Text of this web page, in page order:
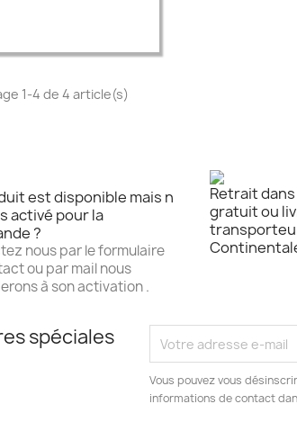
Aperçu rapide
1-4 de 4 article(s)
est disponible mais n
activé pour la
?
nous par le formulaire
ou par mail nous
à son activation .
Retrait
gratuit ou
spéciales
Vous pouvez vous
informations de contact